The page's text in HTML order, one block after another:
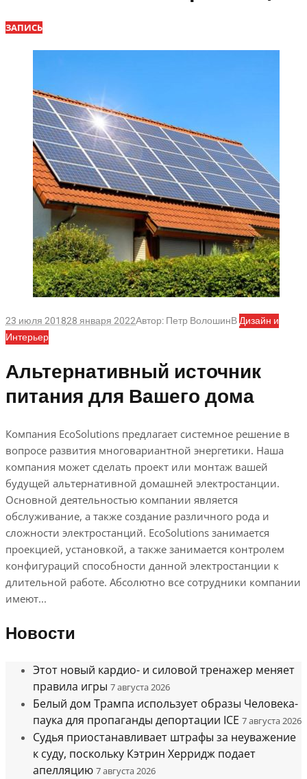
ЗАПИСЬ
23 июля 201828 января 2022Автор:Петр ВолошинВДизайн и
Интерьер
Альтернативный источник
питания для Вашего дома
Компания EcoSolutions предлагает системное решение в
вопросе развития многовариантной энергетики. Наша
компания может сделать проект или монтаж вашей
будущей альтернативной домашней электростанции.
Основной деятельностью компании является
обслуживание, а также создание различного рода и
сложности электростанций. EcoSolutions занимается
проекцией, установкой, а также занимается контролем
конфигураций способности данной электростанции к
длительной работе. Абсолютно все сотрудники компании
имеют...
Новости
Этот новый кардио- и силовой тренажер меняет
правила игры 7 августа 2026
Белый дом Трампа использует образы Человека-
паука для пропаганды депортации ICE 7 августа 2026
Судья приостанавливает штрафы за неуважение
к суду, поскольку Кэтрин Херридж подает
апелляцию 7 августа 2026